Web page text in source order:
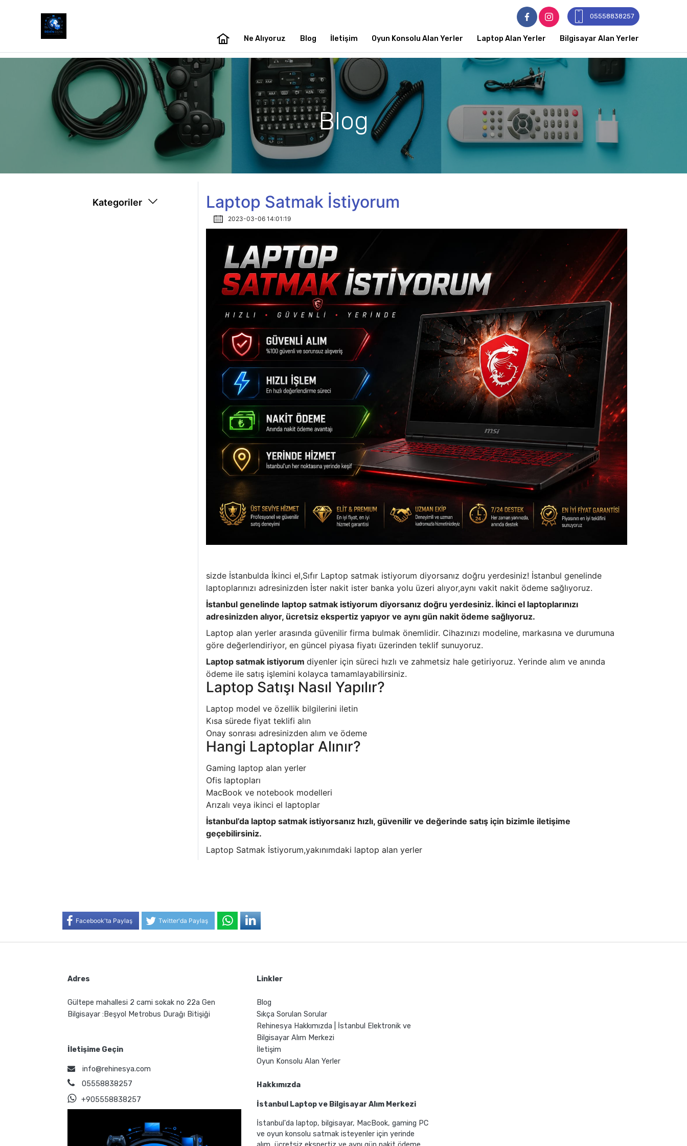
05558838257
Ne Alıyoruz Blog İletişim Oyun Konsolu Alan Yerler Laptop Alan Yerler Bilgisayar Alan Yerler
Blog
Kategoriler Laptop Satmak İstiyorum
2023-03-06 14:01:19
sizde İstanbulda İkinci el,Sıfır Laptop satmak istiyorum diyorsanız doğru yerdesiniz! İstanbul genelinde
laptoplarınızı adresinizden İster nakit ister banka yolu üzeri alıyor,aynı vakit nakit ödeme sağlıyoruz.
İstanbul genelinde laptop satmak istiyorum diyorsanız doğru yerdesiniz. İkinci el laptoplarınızı
adresinizden alıyor, ücretsiz ekspertiz yapıyor ve aynı gün nakit ödeme sağlıyoruz.
Laptop alan yerler arasında güvenilir firma bulmak önemlidir. Cihazınızı modeline, markasına ve durumuna
göre değerlendiriyor, en güncel piyasa fiyatı üzerinden teklif sunuyoruz.
Laptop satmak istiyorum diyenler için süreci hızlı ve zahmetsiz hale getiriyoruz. Yerinde alım ve anında
ödeme ile satış işlemini kolayca tamamlayabilirsiniz.
Laptop Satışı Nasıl Yapılır?
Laptop model ve özellik bilgilerini iletin
Kısa sürede fiyat teklifi alın
Onay sonrası adresinizden alım ve ödeme
Hangi Laptoplar Alınır?
Gaming laptop alan yerler
Ofis laptopları
MacBook ve notebook modelleri
Arızalı veya ikinci el laptoplar
İstanbul’da laptop satmak istiyorsanız hızlı, güvenilir ve değerinde satış için bizimle iletişime
geçebilirsiniz.
Laptop Satmak İstiyorum,yakınımdaki laptop alan yerler
Facebook'ta Paylaş Twitter'da Paylaş
Adres
Gültepe mahallesi 2 cami sokak no 22a Gen
Bilgisayar :Beşyol Metrobus Durağı Bitişiği
İletişime Geçin
info@rehinesya.com
05558838257
+905558838257
Linkler
Blog
Sıkça Sorulan Sorular
Rehinesya Hakkımızda | İstanbul Elektronik ve
Bilgisayar Alım Merkezi
İletişim
Oyun Konsolu Alan Yerler
Hakkımızda
İstanbul Laptop ve Bilgisayar Alım Merkezi
İstanbul'da laptop, bilgisayar, MacBook, gaming PC
ve oyun konsolu satmak isteyenler için yerinde